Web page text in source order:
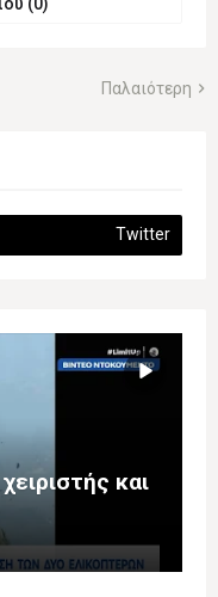
Παλαιότερη
Twitter
και